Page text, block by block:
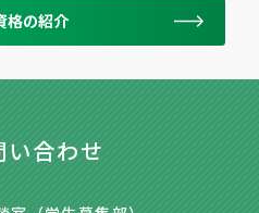
格の紹介
合わせ